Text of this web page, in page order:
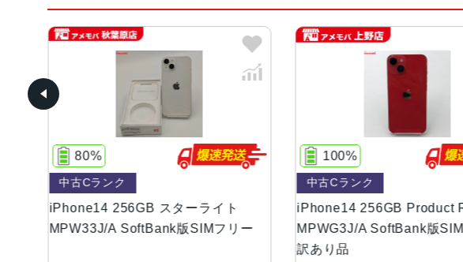
カラー
容量
サイズ・重さ
液晶
防沫性能、耐水性
能、防塵性能
iPhone14 256GB スターライト
MPW33J/A SoftBank版SIMフリー
80%
中古Cランク
iPhone14 256GB Product Red
MPWG3J/A SoftBank版SIMフリー
訳あり品
100%
中古Cランク